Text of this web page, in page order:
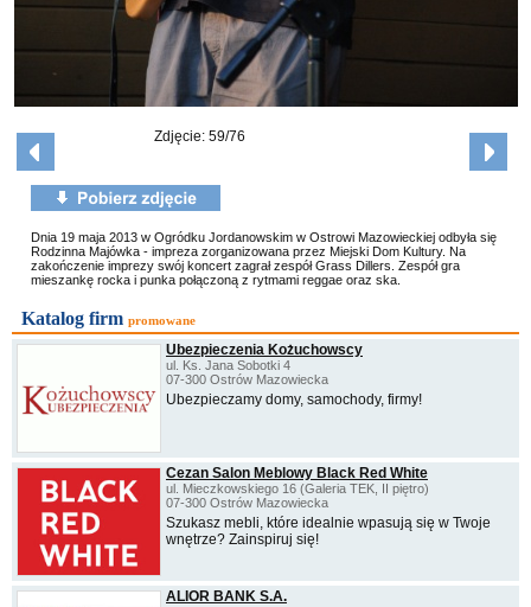
Zdjęcie: 59/76
Dnia 19 maja 2013 w Ogródku Jordanowskim w Ostrowi Mazowieckiej odbyła się
Rodzinna Majówka - impreza zorganizowana przez Miejski Dom Kultury. Na
zakończenie imprezy swój koncert zagrał zespół Grass Dillers. Zespół gra
mieszankę rocka i punka połączoną z rytmami reggae oraz ska.
Katalog firm promowane
Ubezpieczenia Kożuchowscy
ul. Ks. Jana Sobotki 4
07-300 Ostrów Mazowiecka
Ubezpieczamy domy, samochody, firmy!
Cezan Salon Meblowy Black Red White
ul. Mieczkowskiego 16 (Galeria TEK, II piętro)
07-300 Ostrów Mazowiecka
Szukasz mebli, które idealnie wpasują się w Twoje
wnętrze? Zainspiruj się!
ALIOR BANK S.A.